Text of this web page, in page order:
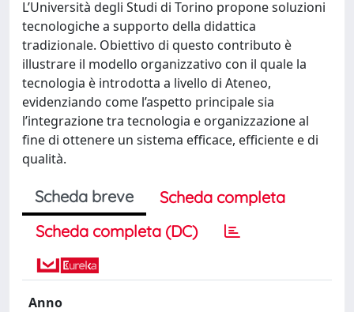
L’Università degli Studi di Torino propone soluzioni
tecnologiche a supporto della didattica
tradizionale. Obiettivo di questo contributo è
illustrare il modello organizzativo con il quale la
tecnologia è introdotta a livello di Ateneo,
evidenziando come l’aspetto principale sia
l’integrazione tra tecnologia e organizzazione al
fine di ottenere un sistema efficace, efficiente e di
qualità.
Scheda breve
Scheda completa
Scheda completa (DC)
Anno